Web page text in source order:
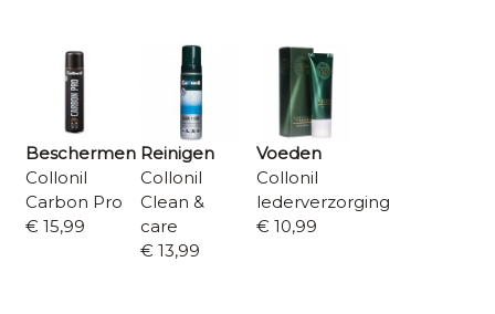
Beschermen
Collonil
Carbon Pro
€ 15,99
Reinigen
Collonil
Clean &
care
€ 13,99
Voeden
Collonil
lederverzorging
€ 10,99